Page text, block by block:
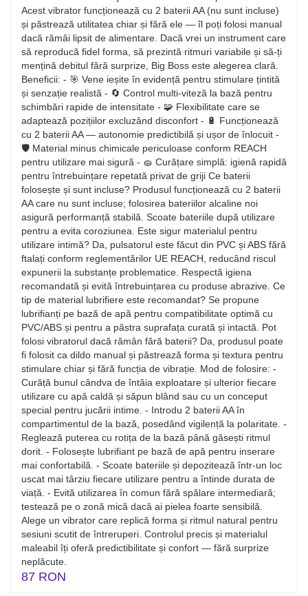
Acest vibrator funcționează cu 2 baterii AA (nu sunt incluse)
și păstrează utilitatea chiar și fără ele — îl poți folosi manual
dacă rămâi lipsit de alimentare. Dacă vrei un instrument care
să reproducă fidel forma, să prezintă ritmuri variabile și să-ți
mențină debitul fără surprize, Big Boss este alegerea clară.
Beneficii: - 🎯 Vene ieșite în evidență pentru stimulare țintită
și senzație realistă - 🔄 Control multi-viteză la bază pentru
schimbări rapide de intensitate - 🧩 Flexibilitate care se
adaptează pozițiilor excluzând disconfort - 🔋 Funcționează
cu 2 baterii AA — autonomie predictibilă și ușor de înlocuit -
🛡️ Material minus chimicale periculoase conform REACH
pentru utilizare mai sigură - 🧽 Curățare simplă: igienă rapidă
pentru întrebuințare repetată privat de griji Ce baterii
folosește și sunt incluse? Produsul funcționează cu 2 baterii
AA care nu sunt incluse; folosirea bateriilor alcaline noi
asigură performanță stabilă. Scoate bateriile după utilizare
pentru a evita coroziunea. Este sigur materialul pentru
utilizare intimă? Da, pulsatorul este făcut din PVC și ABS fără
ftalați conform reglementărilor UE REACH, reducând riscul
expunerii la substanțe problematice. Respectă igiena
recomandată și evită întrebuințarea cu produse abrazive. Ce
tip de material lubrifiere este recomandat? Se propune
lubrifianți pe bază de apă pentru compatibilitate optimă cu
PVC/ABS și pentru a păstra suprafața curată și intactă. Pot
folosi vibratorul dacă rămân fără baterii? Da, produsul poate
fi folosit ca dildo manual și păstrează forma și textura pentru
stimulare chiar și fără funcția de vibrație. Mod de folosire: -
Curăță bunul cândva de întâia exploatare și ulterior fiecare
utilizare cu apă caldă și săpun blând sau cu un conceput
special pentru jucării intime. - Introdu 2 baterii AA în
compartimentul de la bază, posedând vigilență la polaritate. -
Reglează puterea cu rotița de la bază până găsești ritmul
dorit. - Folosește lubrifiant pe bază de apă pentru inserare
mai confortabilă. - Scoate bateriile și depozitează într-un loc
uscat mai târziu fiecare utilizare pentru a întinde durata de
viață. - Evită utilizarea în comun fără spălare intermediară;
testează pe o zonă mică dacă ai pielea foarte sensibilă.
Alege un vibrator care replică forma și ritmul natural pentru
sesiuni scutit de întreruperi. Controlul precis și materialul
maleabil îți oferă predictibilitate și confort — fără surprize
neplăcute.
87 RON